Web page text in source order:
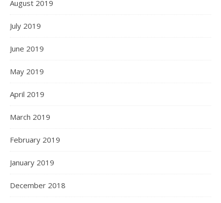
August 2019
July 2019
June 2019
May 2019
April 2019
March 2019
February 2019
January 2019
December 2018